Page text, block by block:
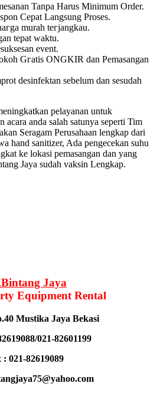
Tanpa Harus Minimum Order.
Cepat Langsung Proses.
murah tегјаngkаu.
tераt wаktu.
event.
Gгаtіѕ ONGKIR dan Pemasangan
desinfektan sebelum dan sesudah
pelayanan untuk
acara anda salah satunya seperti Tim
Seragam Perusahaan lengkap dari
hand sanitizer, Ada pengecekan suhu
ke lokasi pemasangan dan yang
Jaya sudah vaksin Lengkap.
Jaya
Equipment Rental
Mustika Jaya Bekasi
021-82601199
: 021-82619089